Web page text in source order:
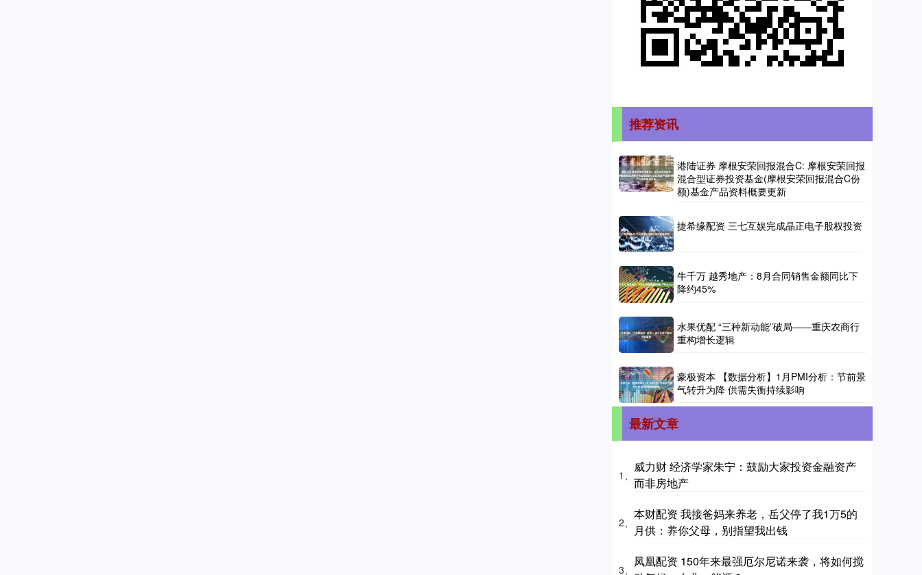
推荐资讯
港陆证券 摩根安荣回报混合C: 摩根安荣回报
混合型证券投资基金(摩根安荣回报混合C份
额)基金产品资料概要更新
捷希缘配资 三七互娱完成晶正电子股权投资
牛千万 越秀地产：8月合同销售金额同比下
降约45%
水果优配 “三种新动能”破局——重庆农商行
重构增长逻辑
豪极资本 【数据分析】1月PMI分析：节前景
气转升为降 供需失衡持续影响
最新文章
1、
威力财 经济学家朱宁：鼓励大家投资金融资产
而非房地产
2、
本财配资 我接爸妈来养老，岳父停了我1万5的
月供：养你父母，别指望我出钱
3、
凤凰配资 150年来最强厄尔尼诺来袭，将如何搅